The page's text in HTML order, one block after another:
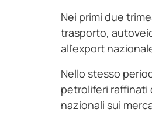
Nei primi due
trasporto,
all’export
Nello stesso
petroliferi raffinati
nazionali sui